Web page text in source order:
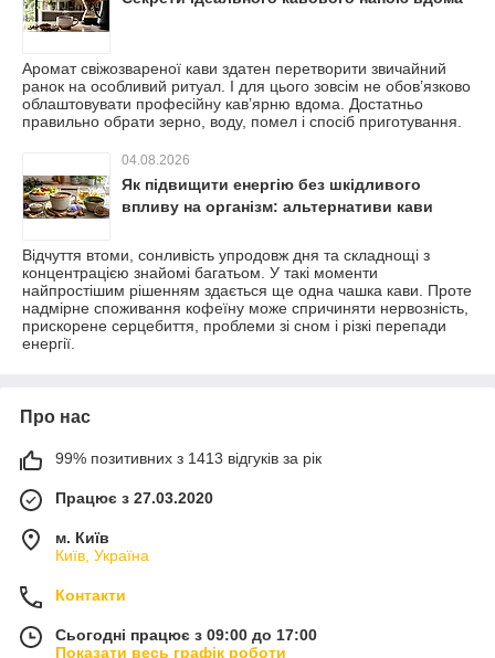
Аромат свіжозвареної кави здатен перетворити звичайний
ранок на особливий ритуал. І для цього зовсім не обов’язково
облаштовувати професійну кав’ярню вдома. Достатньо
правильно обрати зерно, воду, помел і спосіб приготування.
04.08.2026
Як підвищити енергію без шкідливого
впливу на організм: альтернативи кави
Відчуття втоми, сонливість упродовж дня та складнощі з
концентрацією знайомі багатьом. У такі моменти
найпростішим рішенням здається ще одна чашка кави. Проте
надмірне споживання кофеїну може спричиняти нервозність,
прискорене серцебиття, проблеми зі сном і різкі перепади
енергії.
Про нас
99% позитивних з 1413 відгуків за рік
Працює з 27.03.2020
м. Київ
Київ, Україна
Контакти
Сьогодні працює з 09:00 до 17:00
Показати весь графік роботи